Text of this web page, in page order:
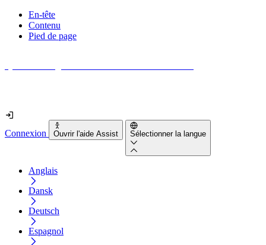
En-tête
Contenu
Pied de page
Connexion Ouvrir l'aide Assist Sélectionner la langue
Anglais
Dansk
Deutsch
Espagnol